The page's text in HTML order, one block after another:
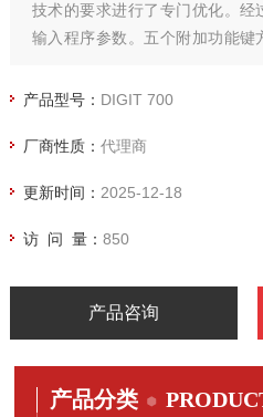
技术的要求进行了专门优化。
输入程序参数。五个附加功能
产品型号： DIGIT 700
厂商性质： 代理商
更新时间： 2025-12-18
访 问 量： 850
产品咨询
产品分类